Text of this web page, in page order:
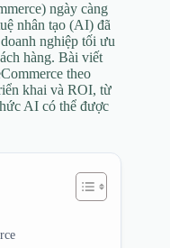
ngày càng
nhân tạo (AI) đã
nghiệp tối ưu
hàng. Bài viết
theo
khai và ROI, từ
AI có thể được